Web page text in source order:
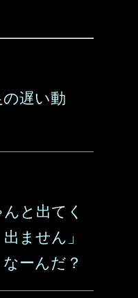
遅い動
と出てく
ません」
ーんだ？